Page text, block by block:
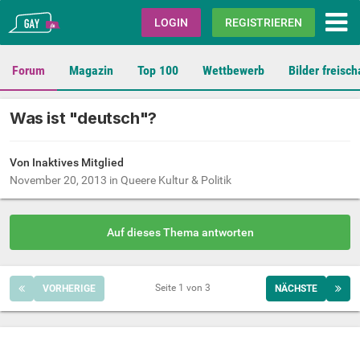
Gay.de LOGIN REGISTRIEREN
Forum Magazin Top 100 Wettbewerb Bilder
Was ist "deutsch"?
Von Inaktives Mitglied
November 20, 2013 in Queere Kultur & Politik
Auf dieses Thema antworten
VORHERIGE NÄCHSTE
Seite 1 von 3